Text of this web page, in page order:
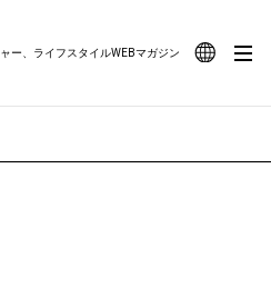
ー、ライフスタイルWEBマガジン
JOURNAL
#OUTDOOR